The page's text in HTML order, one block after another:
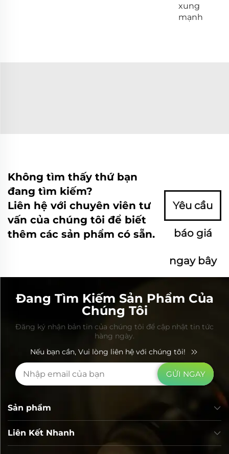
xung
mạnh
Không tìm thấy thứ bạn
đang tìm kiếm?
Liên hệ với chuyên viên tư
vấn của chúng tôi để biết
thêm các sản phẩm có sẵn.
Yêu cầu
báo giá
ngay bây
Đang Tìm Kiếm Sản Phẩm Của
Chúng Tôi
Đăng ký nhận bản tin của chúng tôi để cập nhật tin tức
hàng ngày.
Nếu bạn cần, Vui lòng liên hệ với chúng tôi!
GỬI NGAY
Liên Kết Nhanh
Sản phẩm